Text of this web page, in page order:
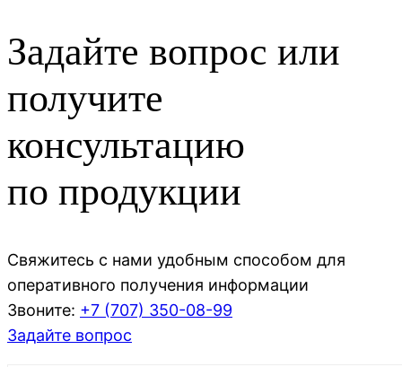
Задайте вопрос или
получите
консультацию
по продукции
Свяжитесь с нами удобным способом для
оперативного получения информации
Звоните: +7 (707) 350-08-99
Задайте вопрос